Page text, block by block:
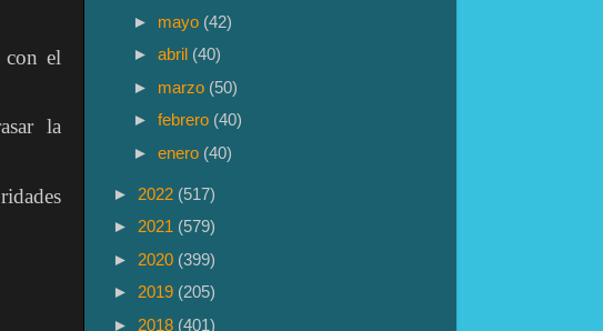
con el
la
► mayo (42)
►abril (40)
► marzo (50)
►febrero (40)
►enero (40)
► 2022 (517)
► 2021 (579)
► 2020 (399)
► 2019 (205)
► 2018 (401)